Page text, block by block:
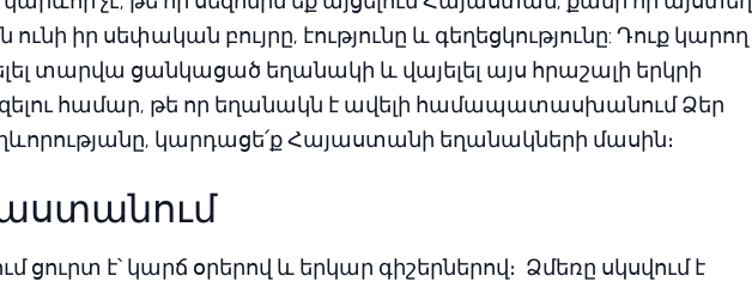
ունի իր սեփական բույրը, էությունը և գեղեցկությունը: Դուք կարող
տարվա ցանկացած եղանակի և վայելել այս հրաշալի երկրի
համար, թե որ եղանակն է ավելի համապատասխանում Ձեր
կարդացե՛ք Հայաստանի եղանակների մասին։
ցուրտ է՝ կարճ օրերով և երկար գիշերներով։ Ձմեռը սկսվում է